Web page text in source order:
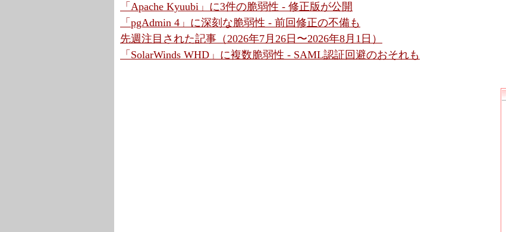
「Apache Kyuubi」に3件の脆弱性 - 修正版が公開
「pgAdmin 4」に深刻な脆弱性 - 前回修正の不備も
先週注目された記事（2026年7月26日〜2026年8月1日）
「SolarWinds WHD」に複数脆弱性 - SAML認証回避のおそれも